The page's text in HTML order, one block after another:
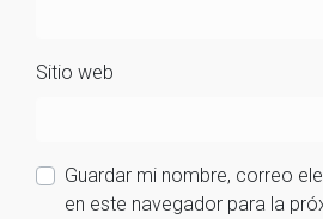
Sitio web
Guardar mi nombre, correo
en este navegador para la